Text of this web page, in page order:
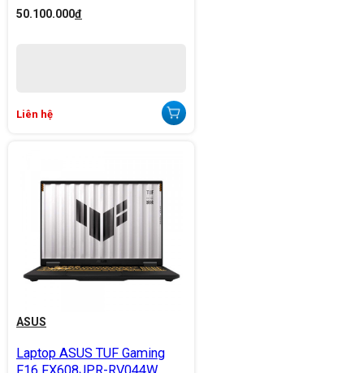
50.100.000đ
Liên hệ
ASUS
Laptop ASUS TUF Gaming